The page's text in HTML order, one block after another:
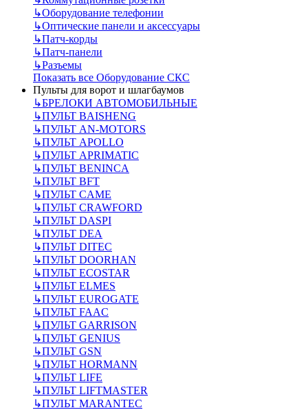
↳Оборудование телефонии
↳Оптические панели и аксессуары
↳Патч-корды
↳Патч-панели
↳Разъемы
Показать все Оборудование СКС
Пульты для ворот и шлагбаумов
↳БРЕЛОКИ АВТОМОБИЛЬНЫЕ
↳ПУЛЬТ BAISHENG
↳ПУЛЬТ AN-MOTORS
↳ПУЛЬТ APOLLO
↳ПУЛЬТ APRIMATIC
↳ПУЛЬТ BENINCA
↳ПУЛЬТ BFT
↳ПУЛЬТ CAME
↳ПУЛЬТ CRAWFORD
↳ПУЛЬТ DASPI
↳ПУЛЬТ DEA
↳ПУЛЬТ DITEC
↳ПУЛЬТ DOORHAN
↳ПУЛЬТ ECOSTAR
↳ПУЛЬТ ELMES
↳ПУЛЬТ EUROGATE
↳ПУЛЬТ FAAC
↳ПУЛЬТ GARRISON
↳ПУЛЬТ GENIUS
↳ПУЛЬТ GSN
↳ПУЛЬТ HORMANN
↳ПУЛЬТ LIFE
↳ПУЛЬТ LIFTMASTER
↳ПУЛЬТ MARANTEC